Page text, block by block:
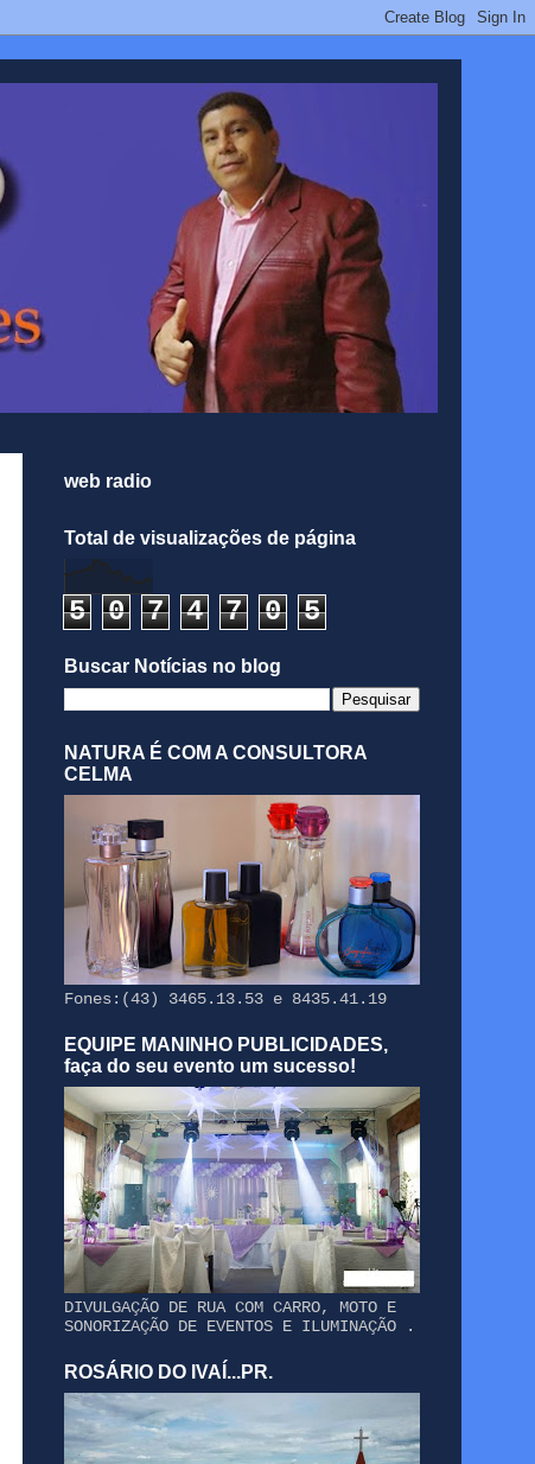
web radio
Total de visualizações de página
5 0 7 4 7 0 5
Buscar Notícias no blog
NATURA É COM A CONSULTORA
CELMA
Fones:(43) 3465.13.53 e 8435.41.19
EQUIPE MANINHO PUBLICIDADES,
faça do seu evento um sucesso!
DIVULGAÇÃO DE RUA COM CARRO, MOTO E
SONORIZAÇÃO DE EVENTOS E ILUMINAÇÃO .
ROSÁRIO DO IVAÍ...PR.